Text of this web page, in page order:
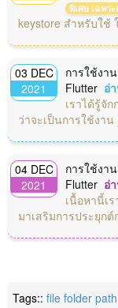
พิเศษ เฉพา
keystore สำหรับใช้
03 DEC
2021
การใช้งา
Flutter อ่
เราได้รู้จั
ว่าจะเป็นการใช้งาน
04 DEC
2021
การใช้งา
Flutter อ่
เนื้อหานี้เ
มาเสริมการประยุกต์
Tags::file folder